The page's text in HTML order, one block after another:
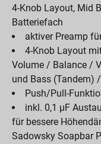
4-Knob Layout, Mid
Batteriefach
aktiver Preamp
4-Knob Layout
Volume / Balance /
und Bass (Tandem)
Push/Pull-
inkl. 0,1 µF
für bessere
Sadowsky Soapbar